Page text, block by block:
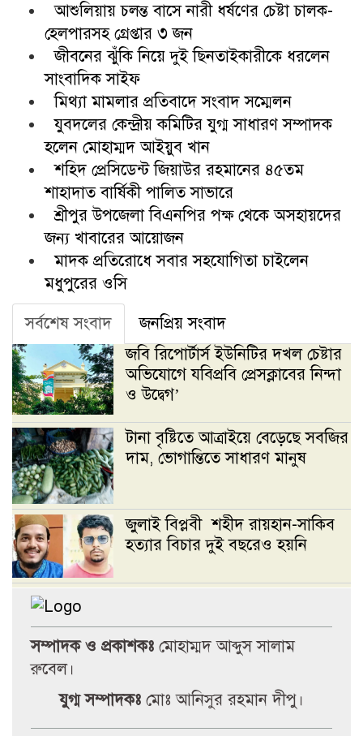
আশুলিয়ায় চলন্ত বাসে নারী ধর্ষণের চেষ্টা চালক-
হেলপারসহ গ্রেপ্তার ৩ জন
জীবনের ঝুঁকি নিয়ে দুই ছিনতাইকারীকে ধরলেন
সাংবাদিক সাইফ
মিথ্যা মামলার প্রতিবাদে সংবাদ সম্মেলন
যুবদলের কেন্দ্রীয় কমিটির যুগ্ম সাধারণ সম্পাদক
হলেন মোহাম্মদ আইয়ুব খান
শহিদ প্রেসিডেন্ট জিয়াউর রহমানের ৪৫তম
শাহাদাত বার্ষিকী পালিত সাভারে
শ্রীপুর উপজেলা বিএনপির পক্ষ থেকে অসহায়দের
জন্য খাবারের আয়োজন
মাদক প্রতিরোধে সবার সহযোগিতা চাইলেন
মধুপুরের ওসি
সর্বশেষ সংবাদ
জনপ্রিয় সংবাদ
জবি রিপোর্টার্স ইউনিটির দখল চেষ্টার
অভিযোগে যবিপ্রবি প্রেসক্লাবের নিন্দা
ও উদ্বেগ’
টানা বৃষ্টিতে আত্রাইয়ে বেড়েছে সবজির
দাম, ভোগান্তিতে সাধারণ মানুষ
জুলাই বিপ্লবী শহীদ রায়হান-সাকিব
হত্যার বিচার দুই বছরেও হয়নি
জগন্নাথ বিশ্ববিদ্যালয় সংঘর্ষে
ছাত্রশিবিরকে দায়ী করে ছাত্রদলের
বিবৃতি’
সম্পাদক ও প্রকাশকঃমোহাম্মদ আব্দুস সালাম
রুবেল।
যুগ্ম সম্পাদকঃ মোঃ আনিসুর রহমান দীপু।